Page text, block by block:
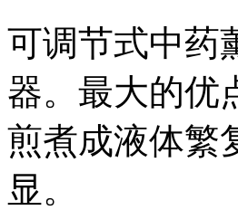
可调节式中药
器。最大的优
煎煮成液体繁
显。